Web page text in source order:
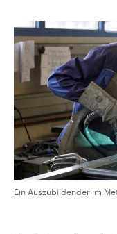
Ein Auszubildender im